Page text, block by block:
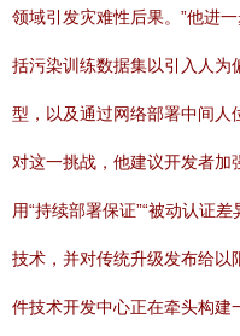
领域引发灾难性后果。”他进
括污染训练数据集以引入人为
型，以及通过网络部署中间人
对这一挑战，他建议开发者加
用“持续部署保证”“被动认证
技术，并对传统升级发布给以
件技术开发中心正在牵头构建